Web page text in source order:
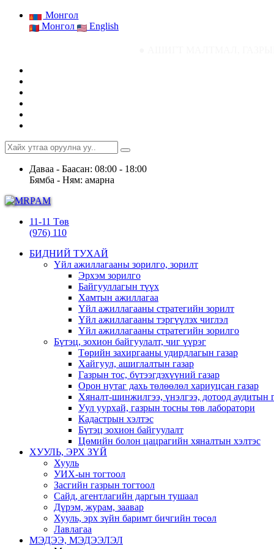
Монгол
Монгол
English
Даваа - Баасан: 08:00 - 18:00
Бямба - Ням: амарна
11-11 Төв
(976) 110
БИДНИЙ ТУХАЙ
Үйл ажиллагааны зорилго, зорилт
Эрхэм зорилго
Байгууллагын түүх
Хамтын ажиллагаа
Үйл ажиллагааны стратегийн зорилт
Үйл ажиллагааны тэргүүлэх чиглэл
Үйл ажиллагааны стратегийн зорилго
Бүтэц, зохион байгуулалт, чиг үүрэг
Төрийн захиргааны удирдлагын газар
Хайгуул, ашиглалтын газар
Газрын тос, бүтээгдэхүүний газар
Орон нутаг дахь төлөөлөл хариуцсан газар
Хяналт-шинжилгээ, үнэлгээ, дотоод аудитын
Уул уурхай, газрын тосны төв лаборатори
Кадастрын хэлтэс
Бүтэц зохион байгуулалт
Цөмийн болон цацрагийн хяналтын хэлтэс
ХУУЛЬ, ЭРХ ЗҮЙ
Хууль
УИХ-ын тогтоол
Засгийн газрын тогтоол
Сайд, агентлагийн даргын тушаал
Дүрэм, журам, заавар
Хууль, эрх зүйн баримт бичгийн төсөл
Лавлагаа
МЭДЭЭ, МЭДЭЭЛЭЛ